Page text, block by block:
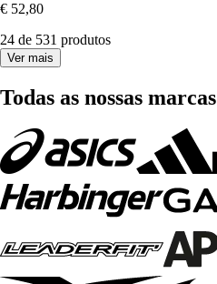
€ 52,80
24 de 531 produtos
Ver mais
Todas as nossas marcas